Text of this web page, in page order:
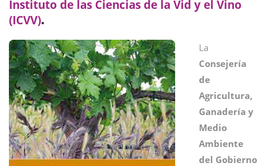
Instituto de las Ciencias de la Vid y el Vino
(ICVV).
La
Consejería
de
Agricultura,
Ganadería y
Medio
Ambiente
del Gobierno